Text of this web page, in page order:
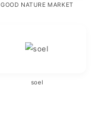
GOOD NATURE MARKET
soel